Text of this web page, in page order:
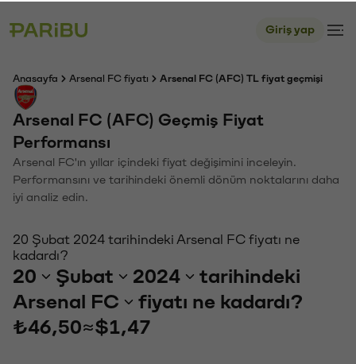
Giriş yap
Anasayfa Arsenal FC fiyatı Arsenal FC (AFC) TL fiyat geçmişi
Arsenal FC (AFC) Geçmiş Fiyat
Performansı
Arsenal FC'ın yıllar içindeki fiyat değişimini inceleyin.
Performansını ve tarihindeki önemli dönüm noktalarını daha
iyi analiz edin.
20 Şubat 2024 tarihindeki Arsenal FC fiyatı ne
kadardı?
20 Şubat 2024
tarihindeki
Arsenal FC
fiyatı ne kadardı?
₺46,50≈$1,47